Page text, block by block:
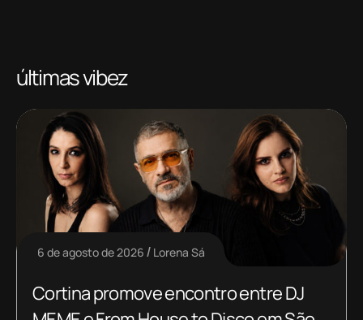
últimas vibez
6 de agosto de 2026 Lorena Sá
Cortina promove encontro entre DJ